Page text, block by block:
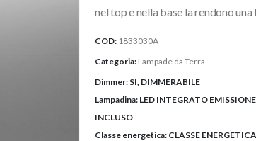
nel top e nella base la rendono
COD: 1833030A
Categoria: Lampade da Terra
Dimmer: SI, DIMMERABILE
Lampadina: LED INTEGRATO
INCLUSO
Classe energetica: CLASSE